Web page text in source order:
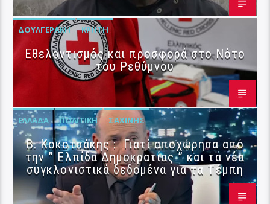
ΔΟΥΛΓΕΡΆΚΗ ΚΡΉΤΗ
Εθελοντισμός και προσφορά στο Νότο
του Ρεθύμνου
ΕΛΛΆΔΑ ΠΟΛΙΤΙΚΉ ΣΑΧΊΝΗΣ
Β. Κοκοτσάκης : Γιατί αποχώρησα από
την ” Ελπίδα Δημοκρατίας ” και τα νέα
συγκλονιστικά δεδομένα για τα Τέμπη